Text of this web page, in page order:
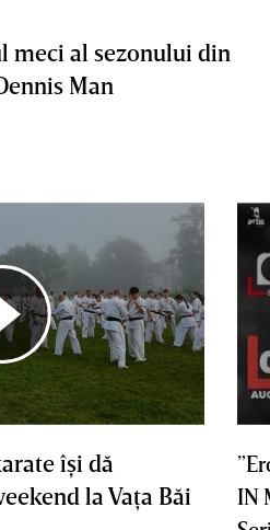
meci al sezonului din
Man
îşi dă
la Vaţa Băi
IN